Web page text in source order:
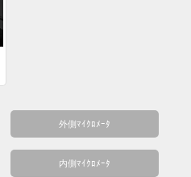
外側ﾏｲｸﾛﾒｰﾀ
内側ﾏｲｸﾛﾒｰﾀ